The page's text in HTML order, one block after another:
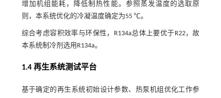
增加机组能耗，降低制热性能。参照蒸发温度的选取原
则，本系统优化的冷凝温度确定为55 ℃。
综合考虑容积效率与环保性，R134a总体上要优于R22，故
本系统制冷剂选用R134a。
1.4 再生系统测试平台
基于确定的再生系统初始设计参数、热泵机组优化工作参